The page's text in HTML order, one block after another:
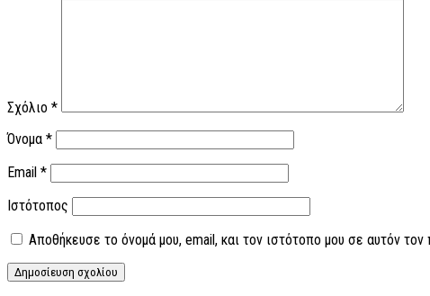
Σχόλιο *
Όνομα *
Email *
Ιστότοπος
Αποθήκευσε το όνομά μου, email, και τον ιστότοπο μου σε αυτόν